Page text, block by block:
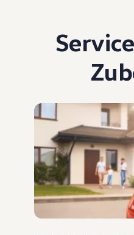
Service